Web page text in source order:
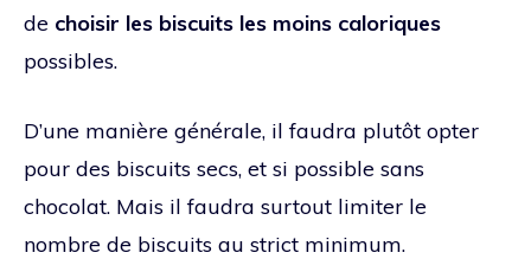
de choisir les biscuits les moins caloriques
possibles.
D’une manière générale, il faudra plutôt opter
pour des biscuits secs, et si possible sans
chocolat. Mais il faudra surtout limiter le
nombre de biscuits au strict minimum.